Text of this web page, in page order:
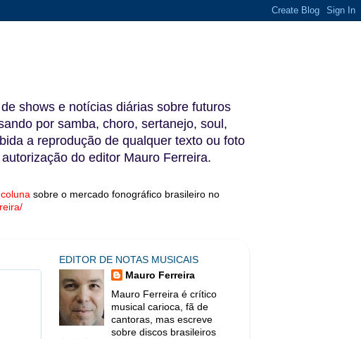
shows e notícias diárias sobre futuros
por samba, choro, sertanejo, soul,
a reprodução de qualquer texto ou foto
do editor Mauro Ferreira.
coluna sobre o mercado fonográfico brasileiro no
EDITOR DE NOTAS MUSICAIS
Mauro Ferreira
Mauro Ferreira é crítico
musical carioca, fã de
cantoras, mas escreve
sobre discos brasileiros